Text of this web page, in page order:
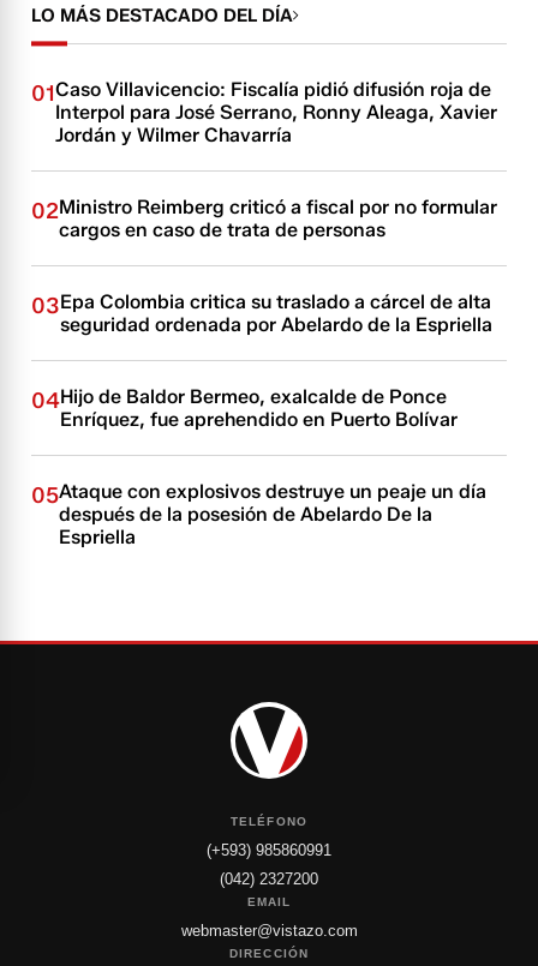
LO MÁS DESTACADO DEL DÍA
01Caso Villavicencio: Fiscalía pidió difusión roja de
Interpol para José Serrano, Ronny Aleaga, Xavier
Jordán y Wilmer Chavarría
02Ministro Reimberg criticó a fiscal por no formular
cargos en caso de trata de personas
03Epa Colombia critica su traslado a cárcel de alta
seguridad ordenada por Abelardo de la Espriella
04Hijo de Baldor Bermeo, exalcalde de Ponce
Enríquez, fue aprehendido en Puerto Bolívar
05Ataque con explosivos destruye un peaje un día
después de la posesión de Abelardo De la
Espriella
TELÉFONO
(+593) 985860991
(042) 2327200
EMAIL
webmaster@vistazo.com
DIRECCIÓN